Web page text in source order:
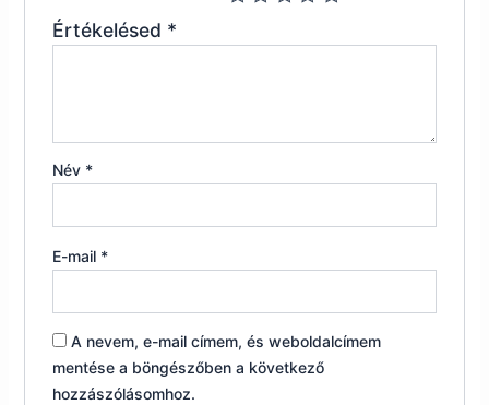
Értékelésed *
Név *
E-mail *
A nevem, e-mail címem, és weboldalcímem
mentése a böngészőben a következő
hozzászólásomhoz.